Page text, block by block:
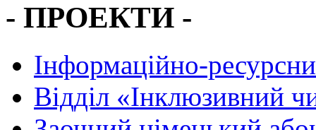
- ПРОЕКТИ -
Інформаційно-
Вiддiл «Інклюзивний